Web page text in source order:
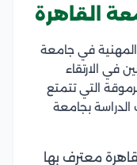
القاهرة
في جامعة
في الارتقاء
التي تتمتع
الدراسة بجامعة
معترف بها